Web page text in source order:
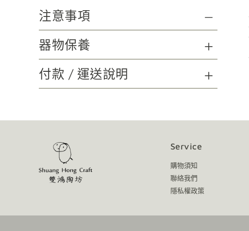
注意事項
器物保養
付款 / 運送說明
Service
購物須知
聯絡我們
隱私權政策